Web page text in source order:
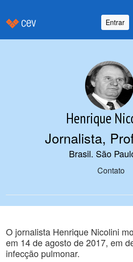
Entrar
Henrique
Jornalista,
Brasil. São
Contato
O jornalista Henrique Nicolini
em 14 de agosto de 2017, em
infecção pulmonar.